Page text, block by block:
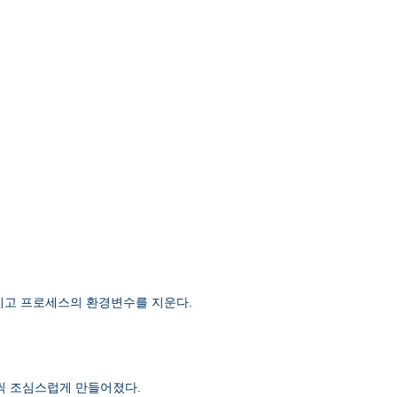
프로세스의 환경변수를 지운다.
조심스럽게 만들어졌다.